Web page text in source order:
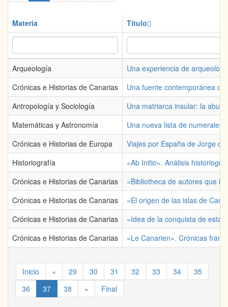
Materia Título
Arqueología
Una experiencia de
Crónicas e Historias de Canarias
Una fuente contemporánea
Antropología y Sociología
Una matriarca insular: la
Matemáticas y Astronomía
Una nueva lista de numerales
Crónicas e Historias de Europa
Viajes por España de Jorge
Historiografía
«Ab Initio». Análisis
Crónicas e Historias de Canarias
«Bibliotheca de autores que
Crónicas e Historias de Canarias
«El origen de las islas de
Crónicas e Historias de Canarias
«Idea de la conquista de
Crónicas e Historias de Canarias
«Le Canarien». Crónicas
Inicio « 29 30 31 32 33 34
35
36
37 38 » Final